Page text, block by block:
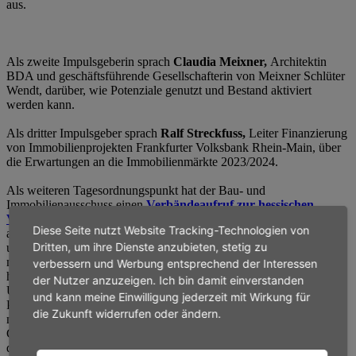
aus.
Als zweite Impulsgeberin sprach Claudia Meixner, Architektin
BDA und geschäftsführende Gesellschafterin von Meixner Schlüter
Wendt, darüber, wie Potenziale genutzt und Bestand aktiviert
werden kann.
Als dritter Impulsgeber sprach Ralf Streckfuss, Leiter Finanzierung
von Immobilienprojekten Frankfurter Volksbank Rhein-Main, über
die Erwartungen an die Immobilienmärkte 2023/2024.
Als weiteren Tagesordnungspunkt hat der Bau- und
Immobilienausschuss einenVerbändeaufruf zur hessischen
Verfüllrichtlinie
anderen ungefährlichen Bauabfällen in Hessen wird aufgrund
unnötig komplizierter Regeln immer schwieriger und teurer und
muss aus Sicht der Wirtschaft verbessert werden. Dazu sollte das
hessische Umweltministerium bei der derzeit laufenden
Überarbeitung der hessischen Verfüllrichtlinie Fachleute und
Praktiker aus den Verbänden bzw. Unternehmen einbinden – und
nicht allein Vertreter der hessischen Umwelt- und
Genehmigungsbehörden. Das fordern acht Wirtschaftsverbände und
die VhU vom hessischen Umweltministerium in einem Aufruf.
Diese Seite nutzt Website Tracking-Technologien von
Dritten, um ihre Dienste anzubieten, stetig zu
verbessern und Werbung entsprechend der Interessen
der Nutzer anzuzeigen. Ich bin damit einverstanden
und kann meine Einwilligung jederzeit mit Wirkung für
die Zukunft widerrufen oder ändern.